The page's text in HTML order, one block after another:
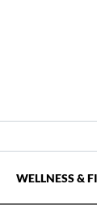
WELLNESS &